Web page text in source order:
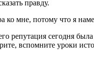
правду.
ко мне, потому что я
репутация сегодня
вспомните уроки